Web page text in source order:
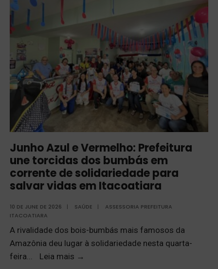
Junho Azul e Vermelho: Prefeitura
une torcidas dos bumbás em
corrente de solidariedade para
salvar vidas em Itacoatiara
10 DE JUNE DE 2026 | SAÚDE |
ASSESSORIA PREFEITURA
ITACOATIARA
A rivalidade dos bois-bumbás mais famosos da
Amazônia deu lugar à solidariedade nesta quarta-
feira... Leia mais →